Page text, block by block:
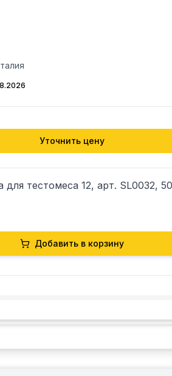
Уточнить цену
для тестомеса 12, арт. SL0032,
Добавить в корзину